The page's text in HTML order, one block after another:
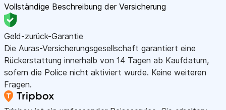
Vollständige Beschreibung der Versicherung
Geld-zurück-Garantie
Die Auras-Versicherungsgesellschaft garantiert eine
Rückerstattung innerhalb von 14 Tagen ab Kaufdatum,
sofern die Police nicht aktiviert wurde. Keine weiteren
Fragen.